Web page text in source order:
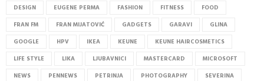
DESIGN
EUGENE PERMA FASHION FITNESS
FOOD
FRAN FM
FRAN MIJATOVIĆ GADGETS GARAVI
GLINA
GOOGLE
HPV IKEA KEUNE
KEUNE HAIRCOSMETICS
LIFE STYLE
LIKA LJUBAVNICI MASTERCARD
MICROSOFT
NEWS
PENNEWS PETRINJA PHOTOGRAPHY
SEVERINA